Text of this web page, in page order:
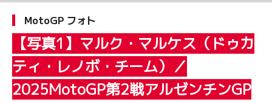
MotoGP フォト
【写真1】マルク・マルケス（ドゥカ
ティ・レノボ・チーム）／
2025MotoGP第2戦アルゼンチンGP